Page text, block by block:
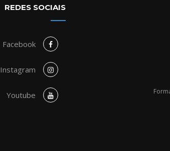
REDES SOCIAIS
Facebook
Instagram
Youtube